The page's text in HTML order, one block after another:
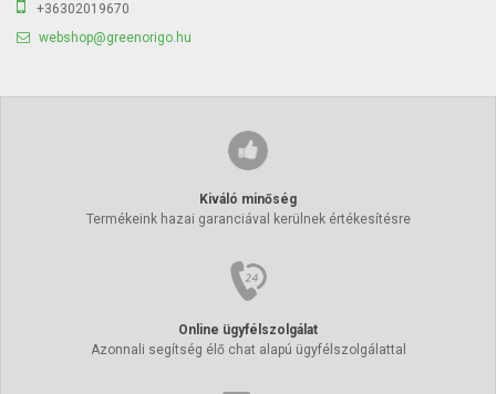
+36302019670
webshop@greenorigo.hu
Kiváló minőség
Termékeink hazai garanciával kerülnek értékesítésre
Online ügyfélszolgálat
Azonnali segítség élő chat alapú ügyfélszolgálattal